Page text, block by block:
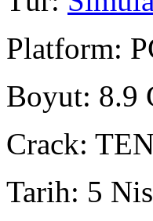
Platform:
Boyut: 8.9
Crack:
Tarih: 5